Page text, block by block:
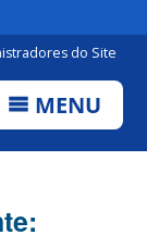
do Site
MENU